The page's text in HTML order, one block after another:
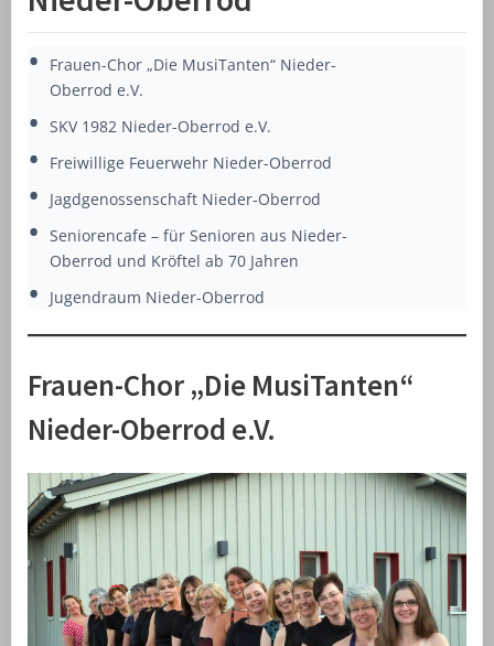
Frauen-Chor „Die MusiTanten“ Nieder-
Oberrod e.V.
SKV 1982 Nieder-Oberrod e.V.
Freiwillige Feuerwehr Nieder-Oberrod
Jagdgenossenschaft Nieder-Oberrod
Seniorencafe – für Senioren aus Nieder-
Oberrod und Kröftel ab 70 Jahren
Jugendraum Nieder-Oberrod
Frauen-Chor „Die MusiTanten“
Nieder-Oberrod e.V.